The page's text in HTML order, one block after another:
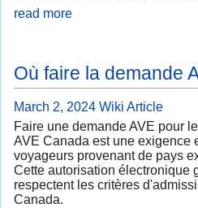
read more
Où faire la demande
March 2, 2024 Wiki Article
Faire une demande AVE pour
AVE Canada est une exigence
voyageurs provenant de pays
Cette autorisation électronique
respectent les critères
Canada.